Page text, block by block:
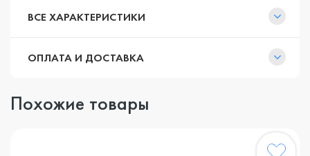
ВСЕ ХАРАКТЕРИСТИКИ
ОПЛАТА И ДОСТАВКА
Похожие товары